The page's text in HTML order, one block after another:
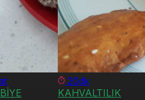
20dk
KAHVALTILIK